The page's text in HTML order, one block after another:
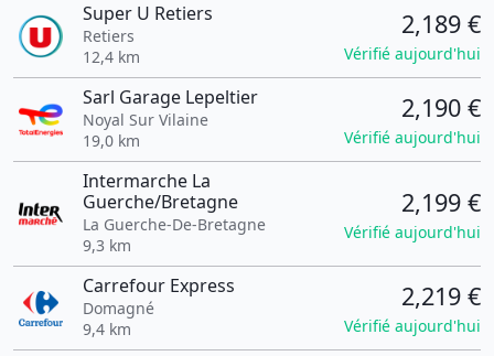
Super U Retiers
Retiers
12,4 km
2,189 €
Vérifié aujourd'hui
Sarl Garage Lepeltier
Noyal Sur Vilaine
19,0 km
2,190 €
Vérifié aujourd'hui
Intermarche La
Guerche/Bretagne
La Guerche-De-Bretagne
9,3 km
2,199 €
Vérifié aujourd'hui
Carrefour Express
Domagné
9,4 km
2,219 €
Vérifié aujourd'hui